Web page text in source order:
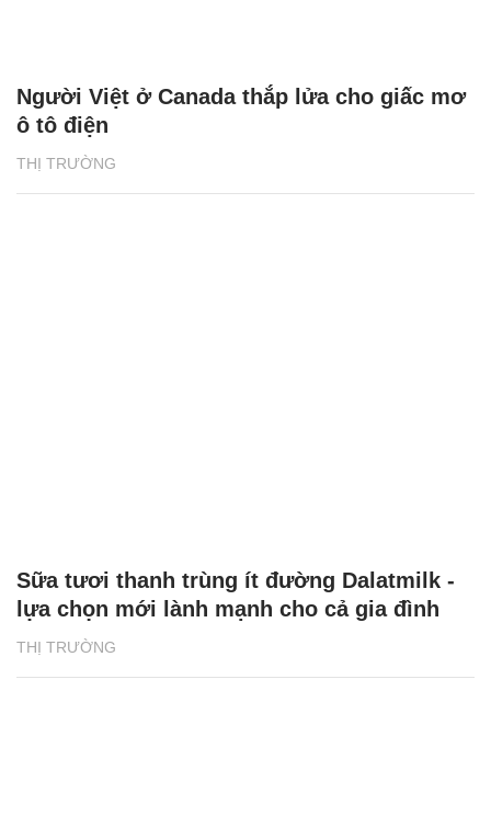
THỊ TRƯỜNG
Người Việt ở Canada thắp lửa cho giấc mơ
ô tô điện
THỊ TRƯỜNG
Sữa tươi thanh trùng ít đường Dalatmilk -
lựa chọn mới lành mạnh cho cả gia đình